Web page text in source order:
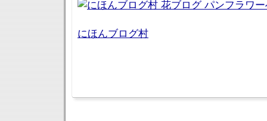
にほんブログ村